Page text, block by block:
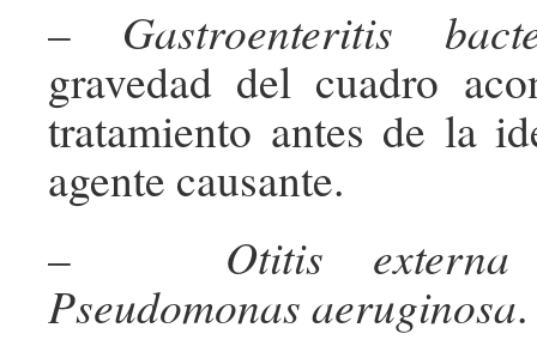
– Gastroenteritis
gravedad del cuadro
tratamiento antes de la
agente causante.
– Otitis externa
Pseudomonas aeruginosa.